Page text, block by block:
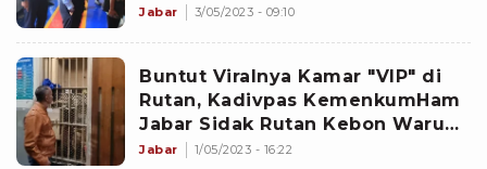
Jabar 3/05/2023 - 09:10
Buntut Viralnya Kamar "VIP" di
Rutan, Kadivpas KemenkumHam
Jabar Sidak Rutan Kebon Waru
Bandung
Jabar 1/05/2023 - 16:22